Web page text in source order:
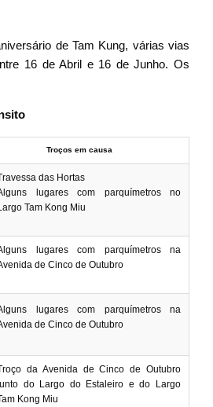
de Tam Kung, várias vias
16 de Abril e 16 de Junho. Os
Troços em causa
das Hortas
lugares com parquímetros no
Tam Kong Miu
lugares com parquímetros na
de Cinco de Outubro
lugares com parquímetros na
de Cinco de Outubro
da Avenida de Cinco de Outubro
do Largo do Estaleiro e do Largo
Kong Miu